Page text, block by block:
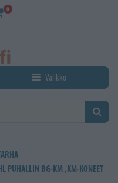
0
Valikko
PUHALLIN BG-KM ,KM-KONEET